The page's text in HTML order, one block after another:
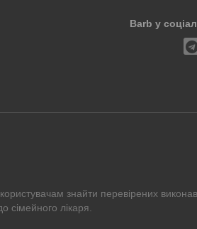
Barb у
знайти перевірених
сімейного лікаря.